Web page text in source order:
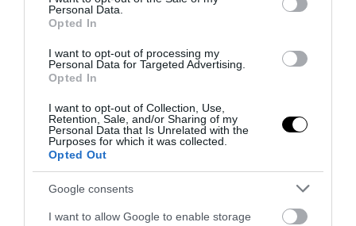
Personal Data.
Opted In
I want to opt-out of processing my
Personal Data for Targeted Advertising.
Opted In
I want to opt-out of Collection, Use,
Retention, Sale, and/or Sharing of my
Personal Data that Is Unrelated with the
Purposes for which it was collected.
Opted Out
Google consents
I want to allow Google to enable storage
«Βαρύ» το κλίμα στον δήμο
Ηλιούπολης: Kηρύχθηκε τριήμερο
πένθος μετά το τραγικό περιστατικό
με τις δύο 17χρονες
13.05.2026 | 16:04